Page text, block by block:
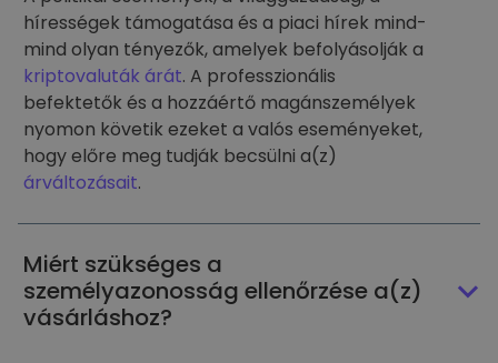
hírességek támogatása és a piaci hírek mind-
mind olyan tényezők, amelyek befolyásolják a
kriptovaluták árát. A professzionális
befektetők és a hozzáértő magánszemélyek
nyomon követik ezeket a valós eseményeket,
hogy előre meg tudják becsülni a(z)
árváltozásait.
Miért szükséges a
személyazonosság ellenőrzése a(z)
vásárláshoz?